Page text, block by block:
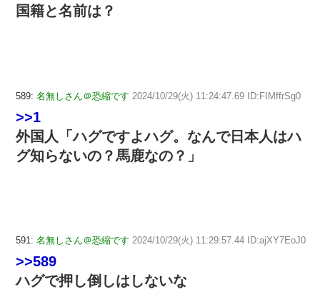
国籍と名前は？
589: 名無しさん＠恐縮です 2024/10/29(火) 11:24:47.69 ID:FIMffrSg0
>>1
外国人「ハグですよハグ。なんで日本人はハ
グ知らないの？馬鹿なの？」
591: 名無しさん＠恐縮です 2024/10/29(火) 11:29:57.44 ID:ajXY7EoJ0
>>589
ハグで押し倒しはしないな